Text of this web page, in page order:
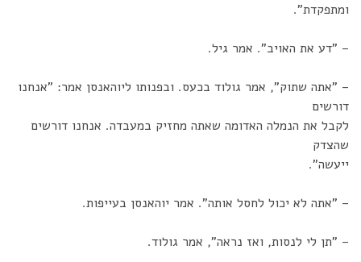
ומתפקדת".
– "דע את האויב". אמר גיל.
– "אתה שתוק", אמר גולוד בכעס. ובפנותו ליוהאנסן אמר: "אנחנו
דורשים
לקבל את הנמלה האדומה שאתה מחזיק במעבדה. אנחנו דורשים
שהצדק
ייעשה".
– "אתה לא יכול לחסל אותה". אמר יוהאנסן בעייפות.
– "תן לי לנסות, ואז נראה", אמר גולוד.